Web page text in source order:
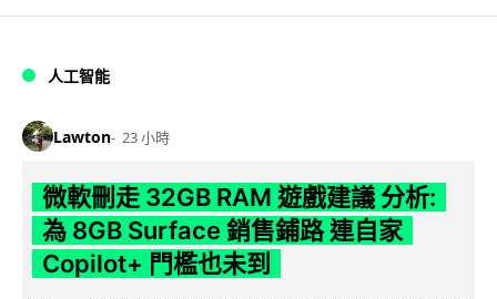
人工智能
Lawton 23 小時
微軟刪走 32GB RAM 遊戲建議 分析:
為 8GB Surface 銷售鋪路 連自家
Copilot+ 門檻也未到